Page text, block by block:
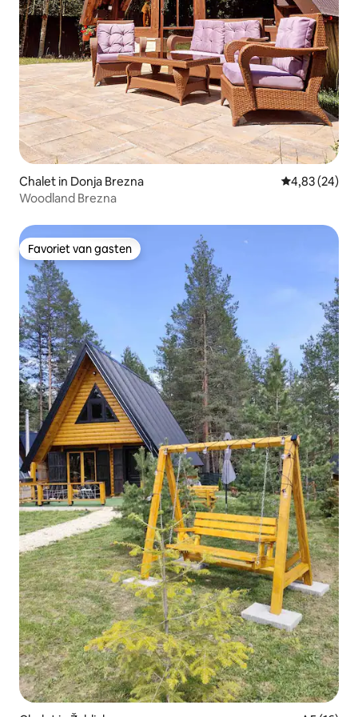
Chalet in Donja Brezna Gemiddelde
4,83 (24)
Woodland Brezna
Favoriet van gasten
Favoriet van gasten